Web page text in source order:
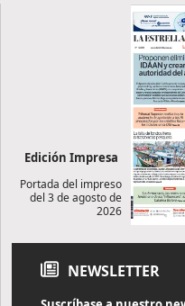
Edición Impresa
Portada del impreso
del 3 de agosto de
2026
NEWSLETTER